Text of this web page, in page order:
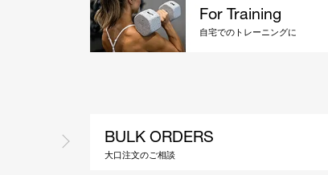
For Training
自宅でのトレーニングに
BULK ORDERS
大口注文のご相談